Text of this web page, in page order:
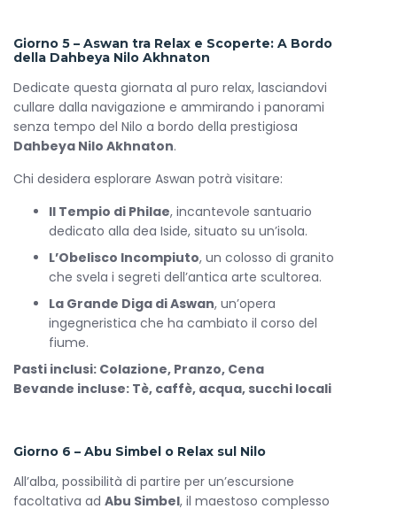
Giorno 5 – Aswan tra Relax e Scoperte: A Bordo
della Dahbeya Nilo Akhnaton
Dedicate questa giornata al puro relax, lasciandovi
cullare dalla navigazione e ammirando i panorami
senza tempo del Nilo a bordo della prestigiosa
Dahbeya Nilo Akhnaton.
Chi desidera esplorare Aswan potrà visitare:
Il Tempio di Philae, incantevole santuario
dedicato alla dea Iside, situato su un’isola.
L’Obelisco Incompiuto, un colosso di granito
che svela i segreti dell’antica arte scultorea.
La Grande Diga di Aswan, un’opera
ingegneristica che ha cambiato il corso del
fiume.
Pasti inclusi: Colazione, Pranzo, Cena
Bevande incluse: Tè, caffè, acqua, succhi locali
Giorno 6 – Abu Simbel o Relax sul Nilo
All’alba, possibilità di partire per un’escursione
facoltativa ad Abu Simbel, il maestoso complesso